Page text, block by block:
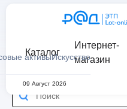
активыИскусство
Каталог
Интернет-
магазин
09 Август 2026